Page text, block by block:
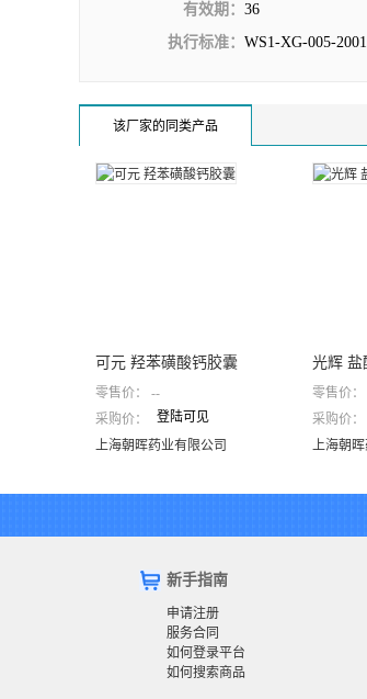
有效期： 36
执行标准： WS1-XG-005-2001
该厂家的同类产品
可元 羟苯磺酸钙胶囊
上海朝晖药业有限公司
可元 羟苯磺酸钙胶囊
零售价：
--
采购价：
登陆可见
上海朝晖药业有限公司
光辉 盐
上海朝
光辉 盐
零售价：
采购价：
上海朝晖
新手指南
申请注册
服务合同
如何登录平台
如何搜索商品